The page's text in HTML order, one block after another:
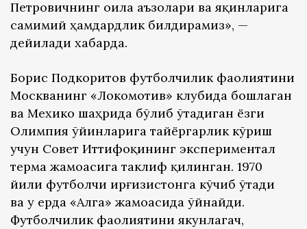
Петровичнинг оила аъзолари ва яқинларига
самимий ҳамдардлик билдирамиз», —
дейилади хабарда.
Борис Подкоритов футболчилик фаолиятини
Москванинг «Локомотив» клубида бошлаган
ва Мехико шаҳрида бўлиб ўтадиган ёзги
Олимпия ўйинларига тайёргарлик кўриш
учун Совет Иттифоқининг экспериментал
терма жамоасига таклиф қилинган. 1970
йили футболчи Қирғизистонга кўчиб ўтади
ва у ерда «Алга» жамоасида ўйнайди.
Футболчилик фаолиятини якунлагач,